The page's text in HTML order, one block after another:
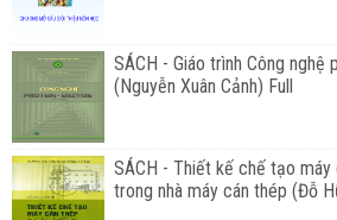
SÁCH - Giáo trình Công nghệ
(Nguyễn Xuân Cảnh) Full
SÁCH - Thiết kế chế tạo
trong nhà máy cán thép (Đỗ